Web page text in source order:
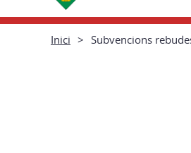
Inici Subvencions